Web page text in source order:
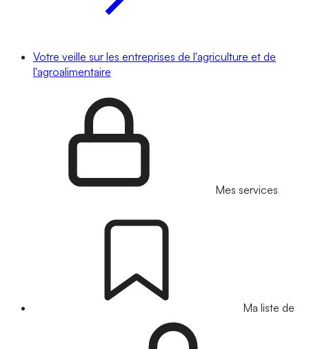
Votre veille sur les entreprises de l'agriculture et de
l'agroalimentaire
Mes services
Ma liste de